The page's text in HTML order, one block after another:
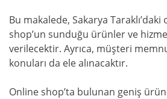
Bu makalede, Sakarya
shop’un sunduğu ürünler ve
verilecektir. Ayrıca, müşteri
konuları da ele alınacaktır.
Online shop’ta bulunan geniş